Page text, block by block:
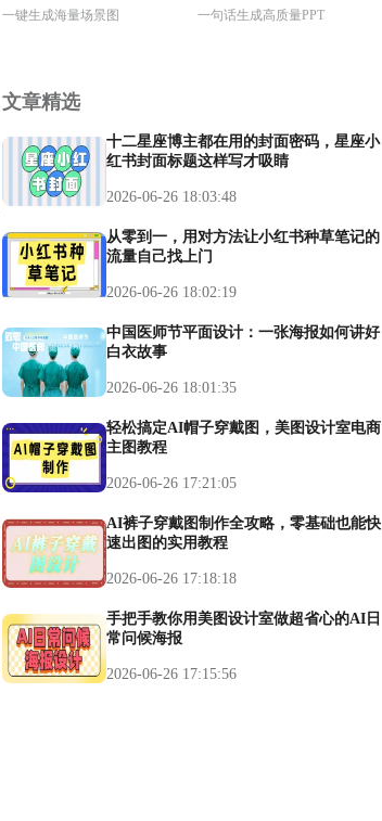
一键生成海量场景图
一句话生成高质量PPT
文章精选
十二星座博主都在用的封面密码，星座小
红书封面标题这样写才吸睛
2026-06-26 18:03:48
从零到一，用对方法让小红书种草笔记的
流量自己找上门
2026-06-26 18:02:19
中国医师节平面设计：一张海报如何讲好
白衣故事
2026-06-26 18:01:35
轻松搞定AI帽子穿戴图，美图设计室电商
主图教程
2026-06-26 17:21:05
AI裤子穿戴图制作全攻略，零基础也能快
速出图的实用教程
2026-06-26 17:18:18
手把手教你用美图设计室做超省心的AI日
常问候海报
2026-06-26 17:15:56